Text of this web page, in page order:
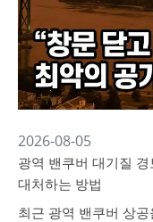
2026-08-05
광역 밴쿠버 대기질
대처하는 방법
최근 광역 밴쿠버 상